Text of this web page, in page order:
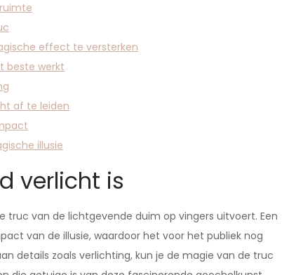
effect te versterken
beste werkt
af te leiden
illusie
verlicht is
van de lichtgevende duim op vingers uitvoert. Een
van de illusie, waardoor het voor het publiek nog
details zoals verlichting, kun je de magie van de truc